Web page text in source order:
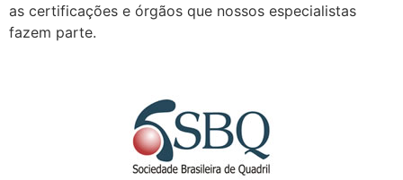
as certificações e órgãos que nossos especialistas
fazem parte.